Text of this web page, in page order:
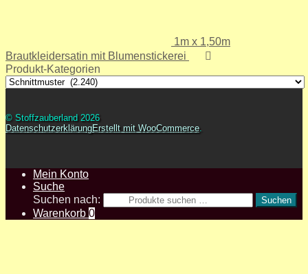
1m x 1,50m
Brautkleidersatin mit Blumenstickerei
Produkt-Kategorien
© Stoffzauberland 2026
DatenschutzerklärungErstellt mit WooCommerce.
Mein Konto
Suche
Suchen nach:
Suchen
Warenkorb 0